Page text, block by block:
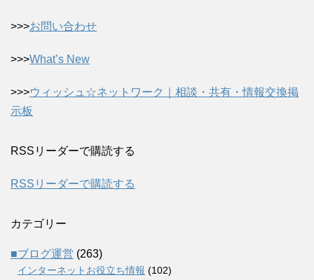
>>>お問い合わせ
>>>What’s New
>>>ウィッシュ☆ネットワーク｜相談・共有・情報交換掲
示板
RSSリーダーで購読する
RSSリーダーで購読する
カテゴリー
■ブログ運営 (263)
インターネットお役立ち情報 (102)